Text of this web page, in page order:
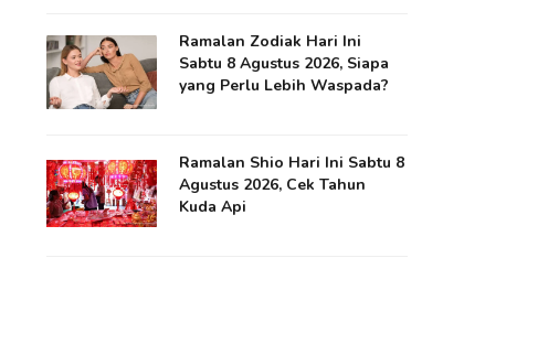
Ramalan Zodiak Hari Ini
Sabtu 8 Agustus 2026, Siapa
yang Perlu Lebih Waspada?
Ramalan Shio Hari Ini Sabtu 8
Agustus 2026, Cek Tahun
Kuda Api